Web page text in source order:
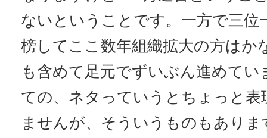
ないということです。一方で三位
榜してここ数年組織拡大の方はか
も含めて足元でずいぶん進めてい
ての、ネタっていうとちょっと
ませんが、そういうものもあり